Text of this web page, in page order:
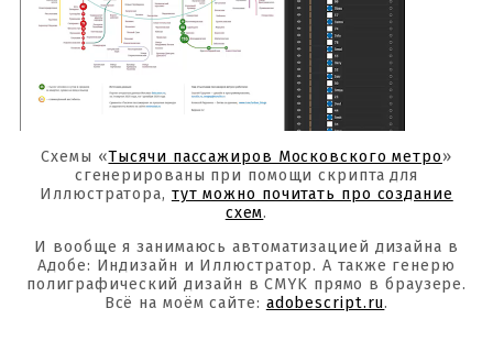
Схемы «Тысячи пассажиров Московского метро»
сгенерированы при помощи скрипта для
Иллюстратора, тут можно почитать про создание
схем.
И вообще я занимаюсь автоматизацией дизайна в
Адобе: Индизайн и Иллюстратор. А также генерю
полиграфический дизайн в CMYK прямо в браузере.
Всё на моём сайте: adobescript.ru.